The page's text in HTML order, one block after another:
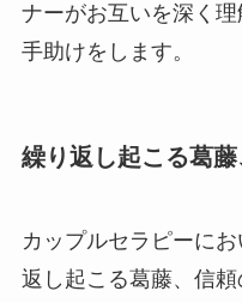
ナーがお互いを深く
手助けをします。
繰り返し起こる葛
カップルセラピーに
返し起こる葛藤、信